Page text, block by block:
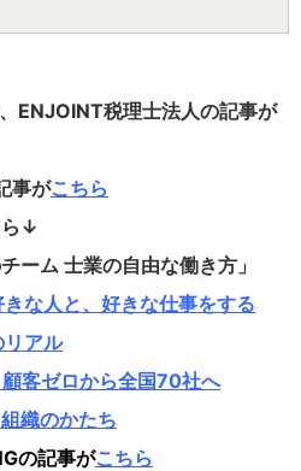
ENJOINT税理士法人の記事が
事がこちら
ら↓
ーム 士業の自由な働き方」
な人と、好きな仕事をする
アル
客ゼロから全国70社へ
織のかたち
の記事がこちら